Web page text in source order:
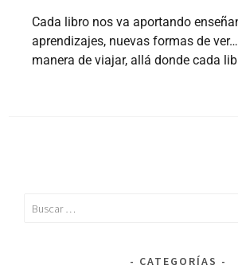
Cada libro nos va aportando
aprendizajes, nuevas formas de
manera de viajar, allá donde cada
CATEGORÍAS